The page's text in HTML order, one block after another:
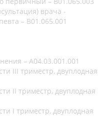
врача -
– B01.065.001
– A04.03.001.001
III триместр, двуплодная
II триместр, двуплодная
I триместр, двуплодная